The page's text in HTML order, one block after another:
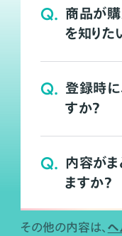
Q. 商品が
を知りた
Q. 登録時に
すか？
Q. 内容がま
ますか？
その他の内容は、 ヘ